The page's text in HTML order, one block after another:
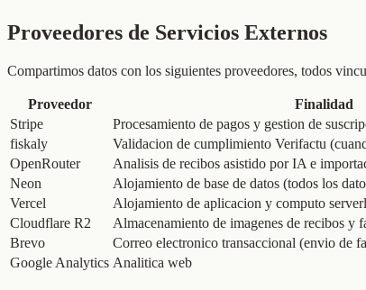
Proveedores de Servicios Externos
Compartimos datos con los siguientes proveedores, todos
Proveedor Finalidad
Stripe
Procesamiento de pagos y gestion de
fiskaly
Validacion de cumplimiento Verifactu
OpenRouter
Analisis de recibos asistido por IA e
Neon
Alojamiento de base de datos (todos los
Vercel
Alojamiento de aplicacion y computo
Cloudflare R2
Almacenamiento de imagenes de recibos y
Brevo
Correo electronico transaccional (envio de
Google Analytics Analitica web